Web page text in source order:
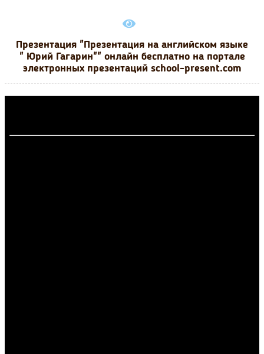
Презентация "Презентация на английском языке
" Юрий Гагарин"" онлайн бесплатно на портале
электронных презентаций school-present.com